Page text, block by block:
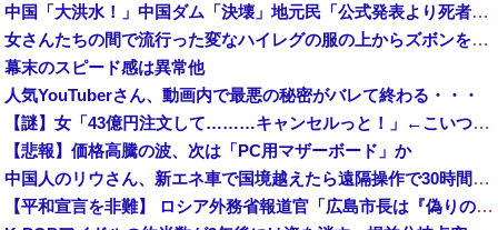
中国「大洪水！」中国ダム「決壊」地元民「公式発表より死者多い！」中国政府「住民拘束！（安否不明」中国当局「救助隊動画も削除」台風13号「三峡ダム接近中」→
女さんたちの間で流行った変なハイレグの服の上からズボンを履くファッションｗｗｗｗ （※画像あり）
幕末のスピード感は異常他
人気YouTuberさん、動画内で最悪の秘密がバレて終わる・・・
【謎】女「43億円注文して………キャンセルっと！」←こいつの目的
【悲報】価格高騰の波、次は「PC用マザーボード」か
中国人のリウさん、新エネ車で国境越えたら遠隔操作で30時間ロックされる！
【平和宣言を非難】 ロシア外務省報道官「広島市長は『偽りの呪文』繰り返している」